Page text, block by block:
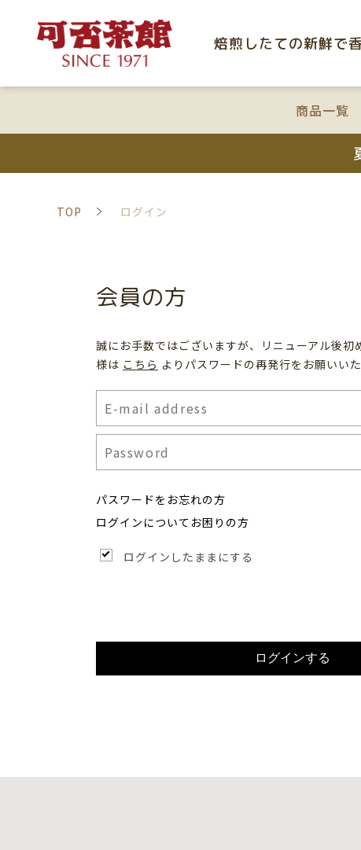
焙煎したての新鮮で
商品一覧
TOP ログイン
会員の方
誠にお手数ではございますが、リニューアル後初
様は こちら よりパスワードの再発行をお願いいた
パスワードをお忘れの方
ログインについてお困りの方
ログインしたままにする
ログインする